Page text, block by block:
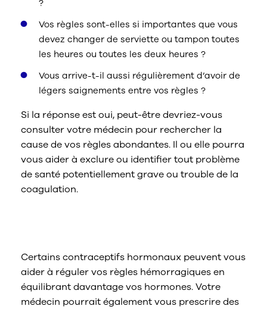
?
Vos règles sont-elles si importantes que vous
devez changer de serviette ou tampon toutes
les heures ou toutes les deux heures ?
Vous arrive-t-il aussi régulièrement d’avoir de
légers saignements entre vos règles ?
Si la réponse est oui, peut-être devriez-vous
consulter votre médecin pour rechercher la
cause de vos règles abondantes. Il ou elle pourra
vous aider à exclure ou identifier tout problème
de santé potentiellement grave ou trouble de la
coagulation.
Certains contraceptifs hormonaux peuvent vous
aider à réguler vos règles hémorragiques en
équilibrant davantage vos hormones. Votre
médecin pourrait également vous prescrire des